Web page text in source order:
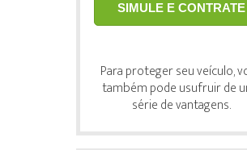
Para proteger seu veículo,
também pode usufruir de
série de vantagens.
SIMULE E CONTRATE